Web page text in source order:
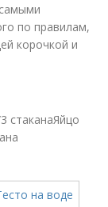
по правилам,
корочкой и
стаканаЯйцо